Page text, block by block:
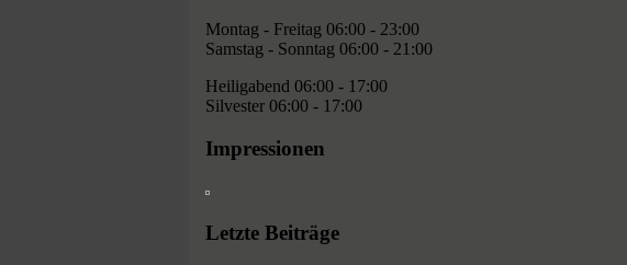
Montag - Freitag 06:00 - 23:00
Samstag - Sonntag 06:00 - 21:00
Heiligabend 06:00 - 17:00
Silvester 06:00 - 17:00
Impressionen
Letzte Beiträge